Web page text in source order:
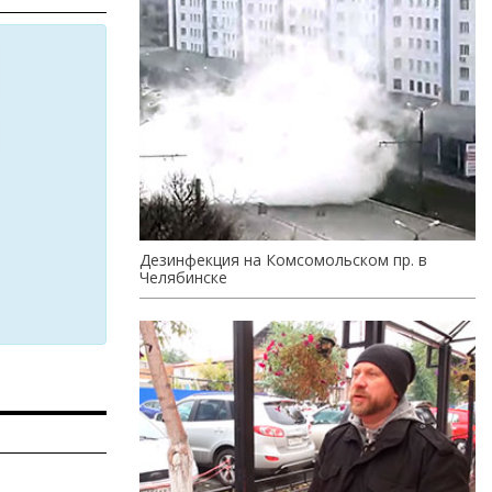
Дезинфекция на Комсомольском пр. в
Челябинске